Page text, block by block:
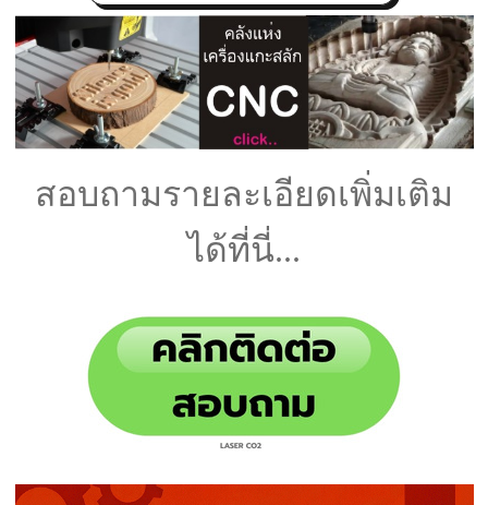
สอบถามรายละเอียดเพิ่มเติม
ได้ที่นี่...